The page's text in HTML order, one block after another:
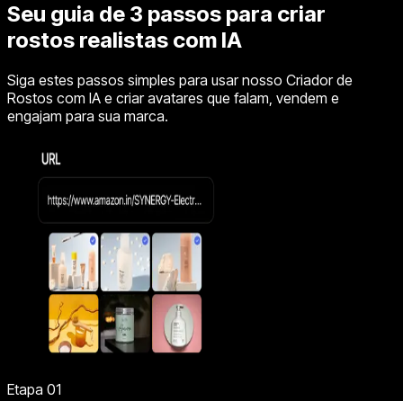
Seu guia de 3 passos para criar
rostos realistas com IA
Siga estes passos simples para usar nosso Criador de
Rostos com IA e criar avatares que falam, vendem e
engajam para sua marca.
Etapa 01